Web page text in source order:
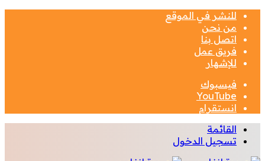
للنشر في الموقع
من نحن
اتصل بنا
فريق عمل
للإشهار
فيسبوك
‫YouTube
انستقرام
القائمة
تسجيل الدخول